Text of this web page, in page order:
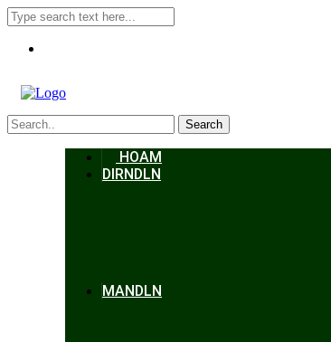
Search
HOAM
DIRNDLN
MANDLN